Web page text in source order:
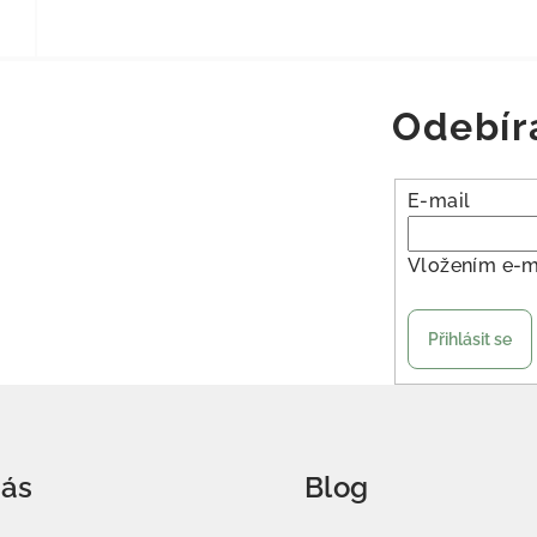
E-mail
Vložením e-
Přihlásit se
Blog